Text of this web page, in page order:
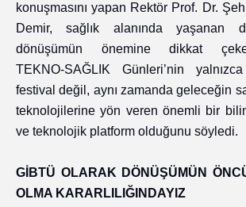
konuşmasını yapan Rektör Prof. Dr.
Demir, sağlık alanında yaşanan
dönüşümün önemine dikkat
TEKNO-SAĞLIK Günleri’nin
festival değil, aynı zamanda geleceğin
teknolojilerine yön veren önemli bir
ve teknolojik platform olduğunu söyledi.
GİBTÜ OLARAK DÖNÜŞÜMÜN
OLMA KARARLILIĞINDAYIZ